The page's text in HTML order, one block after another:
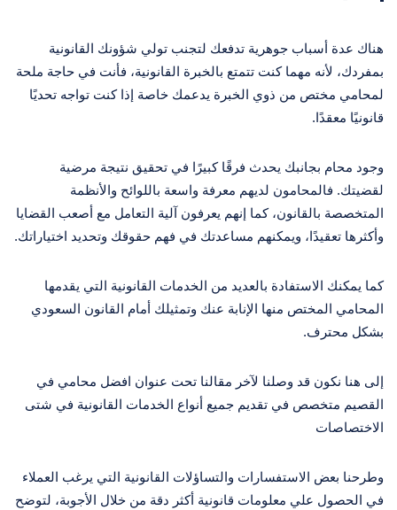
هناك عدة أسباب جوهرية تدفعك لتجنب تولي شؤونك القانونية
بمفردك، لأنه مهما كنت تتمتع بالخبرة القانونية، فأنت في حاجة ملحة
لمحامي مختص من ذوي الخبرة يدعمك خاصة إذا كنت تواجه تحديًا
قانونيًا معقدًا.
وجود محام بجانبك يحدث فرقًا كبيرًا في تحقيق نتيجة مرضية
لقضيتك. فالمحامون لديهم معرفة واسعة باللوائح والأنظمة
المتخصصة بالقانون، كما إنهم يعرفون آلية التعامل مع أصعب القضايا
وأكثرها تعقيدًا، ويمكنهم مساعدتك في فهم حقوقك وتحديد اختياراتك.
كما يمكنك الاستفادة بالعديد من الخدمات القانونية التي يقدمها
المحامي المختص منها الإنابة عنك وتمثيلك أمام القانون السعودي
بشكل محترف.
إلى هنا نكون قد وصلنا لآخر مقالنا تحت عنوان افضل محامي في
القصيم متخصص في تقديم جميع أنواع الخدمات القانونية في شتى
الاختصاصات
وطرحنا بعض الاستفسارات والتساؤلات القانونية التي يرغب العملاء
في الحصول علي معلومات قانونية أكثر دقة من خلال الأجوبة، لتوضح